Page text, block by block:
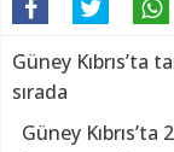
Güney Kıbrıs’ta
sırada
Güney Kıbrıs’ta